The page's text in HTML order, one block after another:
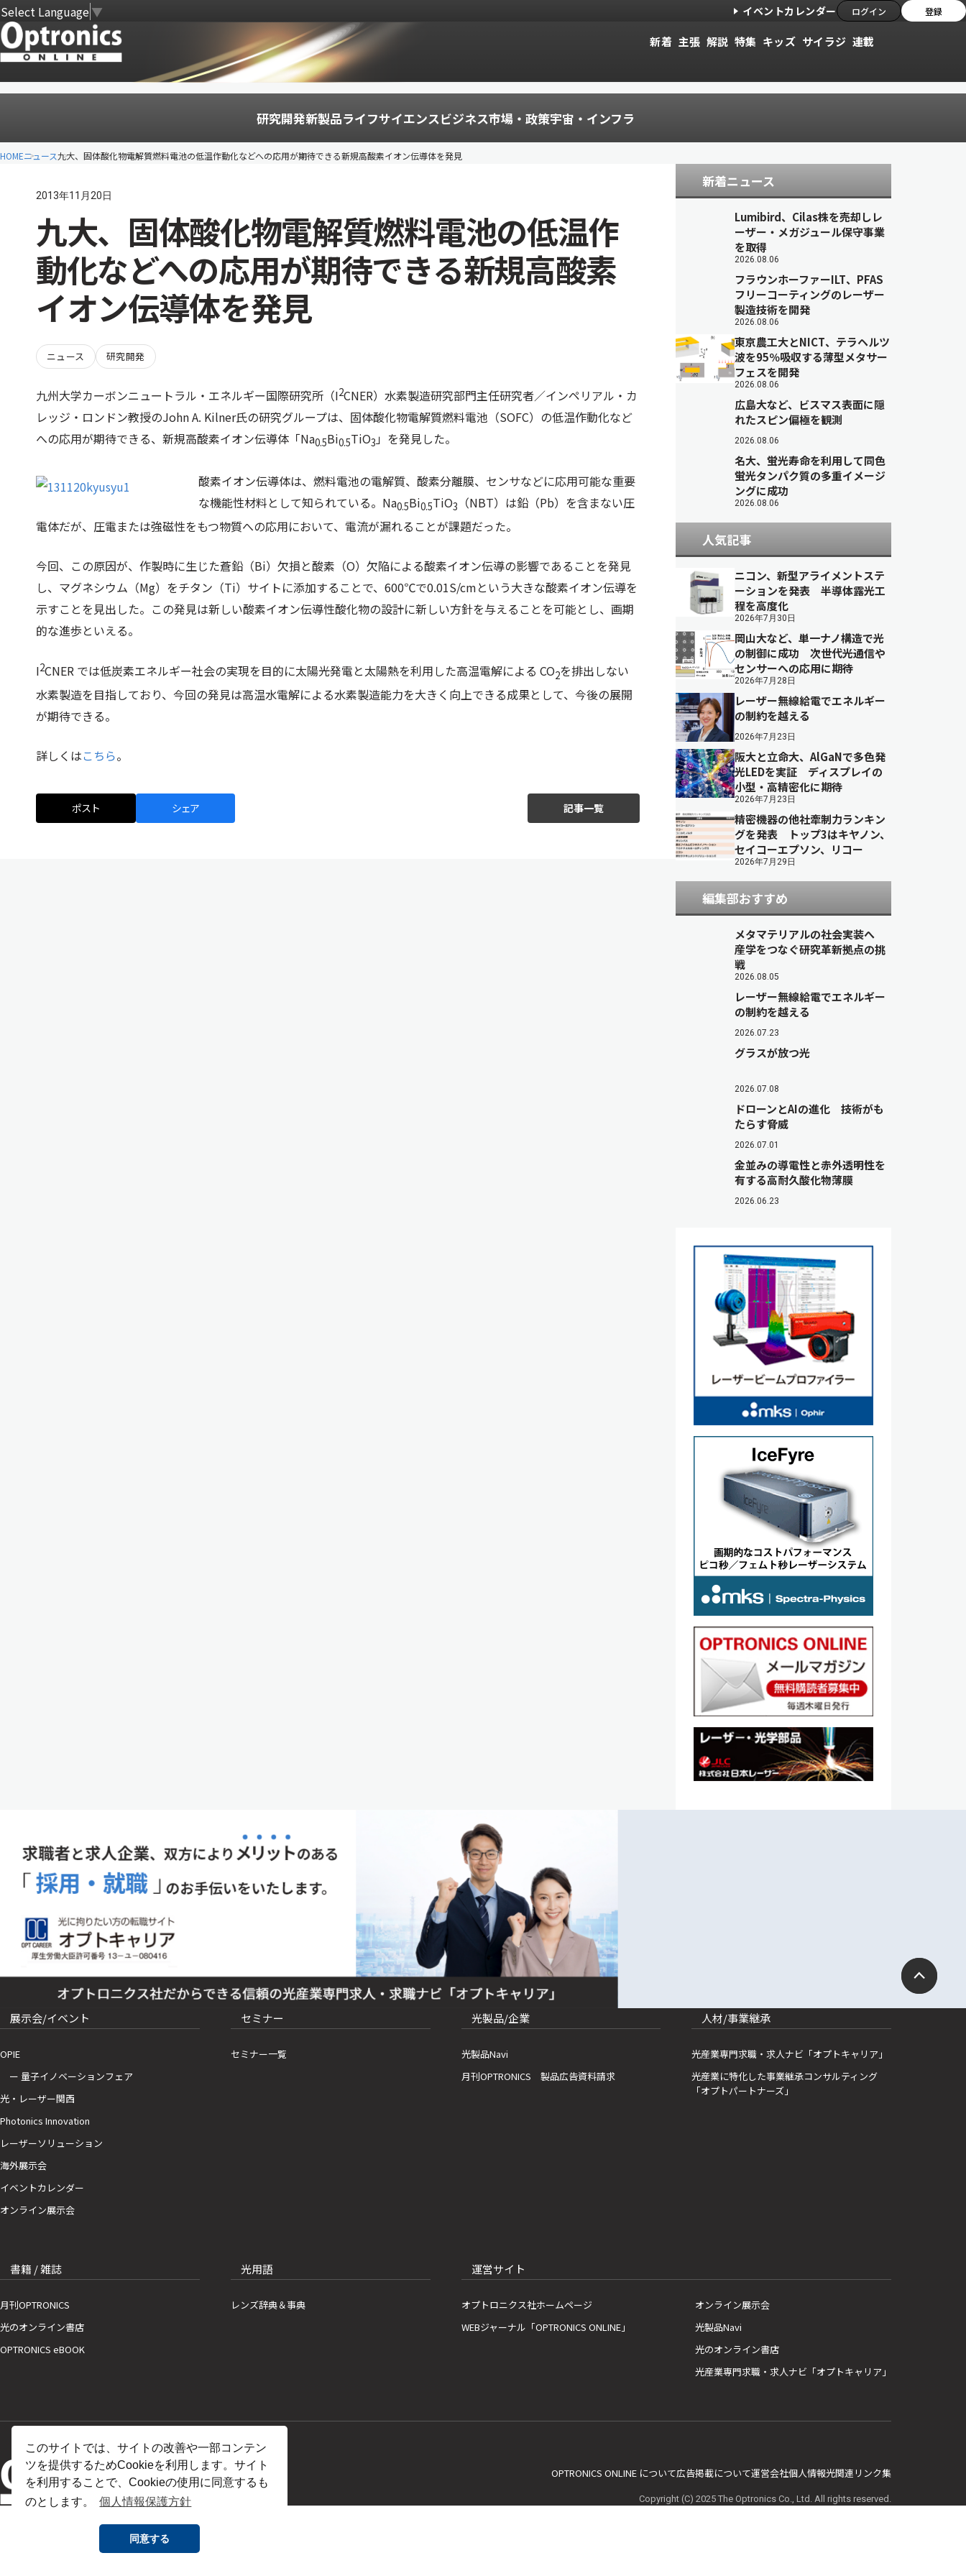
このサイトでは、サイトの改善や一部コンテン
ツを提供するためCookieを利用します。サイト
を利用することで、Cookieの使用に同意するも
のとします。
個人情報保護方針
同意する
Select Language▼ イベントカレンダー ログイン 登録
新着 主張 解説 特集 キッズ サイラジ 連載
研究開発新製品ライフサイエンスビジネス市場・政策宇宙・インフラ
HOMEニュース九大、固体酸化物電解質燃料電池の低温作動化などへの応用が期待できる新規高酸素イオン伝導体を発見
2013年11月20日
九大、固体酸化物電解質燃料電池の低温作
動化などへの応用が期待できる新規高酸素
イオン伝導体を発見
ニュース 研究開発
九州大学カーボンニュートラル・エネルギー国際研究所（I2CNER）水素製造研究部門主任研究者／インペリアル・カ
レッジ・ロンドン教授のJohn A. Kilner氏の研究グループは、固体酸化物電解質燃料電池（SOFC）の低温作動化など
への応用が期待できる、新規高酸素イオン伝導体「Na0.5Bi0.5TiO3」を発見した。
酸素イオン伝導体は、燃料電池の電解質、酸素分離膜、センサなどに応用可能な重要
な機能性材料として知られている。Na0.5Bi0.5TiO3
（NBT）は鉛（Pb）を含まない圧
電体だが、圧電または強磁性をもつ物質への応用において、電流が漏れることが課題だった。
今回、この原因が、作製時に生じた蒼鉛（Bi）欠損と酸素（O）欠陥による酸素イオン伝導の影響であることを発見
し、マグネシウム（Mg）をチタン（Ti）サイトに添加することで、600℃で0.01S/cmという大きな酸素イオン伝導を
示すことを見出した。この発見は新しい酸素イオン伝導性酸化物の設計に新しい方針を与えることを可能とし、画期
的な進歩といえる。
I2CNER では低炭素エネルギー社会の実現を目的に太陽光発電と太陽熱を利用した高温電解による CO2を排出しない
水素製造を目指しており、今回の発見は高温水電解による水素製造能力を大きく向上できる成果として、今後の展開
が期待できる。
詳しくはこちら。
ポスト シェア 記事一覧
新着ニュース
Lumibird、Cilas株を売却しレ
ーザー・メガジュール保守事業
を取得
2026.08.06
フラウンホーファーILT、PFAS
フリーコーティングのレーザー
製造技術を開発
2026.08.06
東京農工大とNICT、テラヘルツ
波を95％吸収する薄型メタサー
フェスを開発
2026.08.06
広島大など、ビスマス表面に隠
れたスピン偏極を観測
2026.08.06
名大、蛍光寿命を利用して同色
蛍光タンパク質の多重イメージ
ングに成功
2026.08.06
人気記事
ニコン、新型アライメントステ
ーションを発表 半導体露光工
程を高度化
2026年7月30日
岡山大など、単一ナノ構造で光
の制御に成功 次世代光通信や
センサーへの応用に期待
2026年7月28日
レーザー無線給電でエネルギー
の制約を越える
2026年7月23日
阪大と立命大、AlGaNで多色発
光LEDを実証 ディスプレイの
小型・高精密化に期待
2026年7月23日
精密機器の他社牽制力ランキン
グを発表 トップ3はキヤノン、
セイコーエプソン、リコー
2026年7月29日
編集部おすすめ
メタマテリアルの社会実装へ
産学をつなぐ研究革新拠点の挑
戦
2026.08.05
レーザー無線給電でエネルギー
の制約を越える
2026.07.23
グラスが放つ光
2026.07.08
ドローンとAIの進化 技術がも
たらす脅威
2026.07.01
金並みの導電性と赤外透明性を
有する高耐久酸化物薄膜
2026.06.23
展示会/イベント
OPIE
ー 量子イノベーションフェア
光・レーザー関西
Photonics Innovation
レーザーソリューション
海外展示会
イベントカレンダー
オンライン展示会
セミナー
セミナー一覧
光製品/企業
光製品Navi
月刊OPTRONICS 製品広告資料請求
人材/事業継承
光産業専門求職・求人ナビ「オプトキャリア」
光産業に特化した事業継承コンサルティング
「オプトパートナーズ」
書籍 / 雑誌
月刊OPTRONICS
光のオンライン書店
OPTRONICS eBOOK
光用語
レンズ辞典＆事典
運営サイト
オプトロニクス社ホームページ
WEBジャーナル「OPTRONICS ONLINE」
オンライン展示会
光製品Navi
光のオンライン書店
光産業専門求職・求人ナビ「オプトキャリア」
OPTRONICS ONLINE について広告掲載について運営会社個人情報光関連リンク集
Copyright (C) 2025 The Optronics Co., Ltd. All rights reserved.